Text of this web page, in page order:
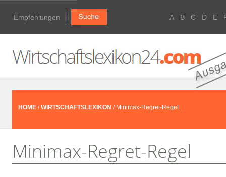
Empfehlungen A B C D E
HOME /WIRTSCHAFTSLEXIKON / Minimax-Regret-Regel
Minimax-Regret-Regel